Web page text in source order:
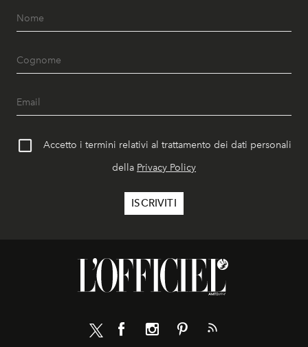
Accetto i termini relativi al trattamento dei dati personali
della Privacy Policy